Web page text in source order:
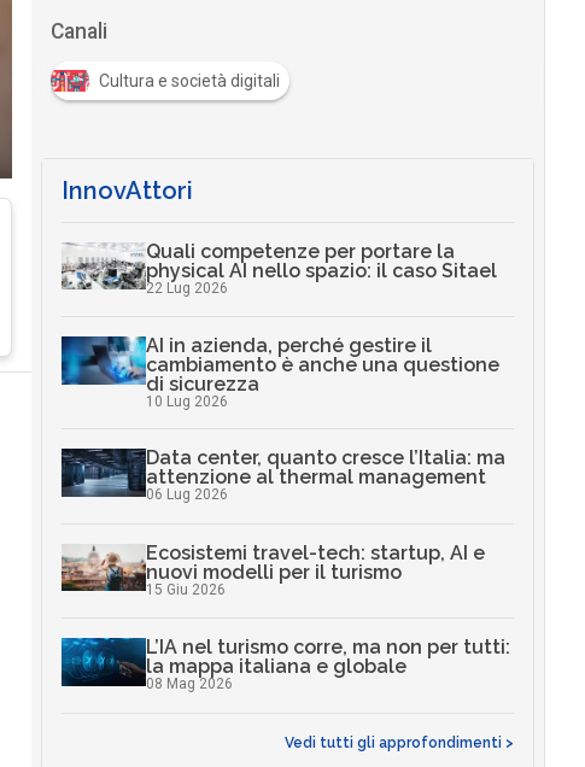
Canali
Cultura e società digitali
InnovAttori
Quali competenze per portare la
physical AI nello spazio: il caso Sitael
22 Lug 2026
AI in azienda, perché gestire il
cambiamento è anche una questione
di sicurezza
10 Lug 2026
Data center, quanto cresce l’Italia: ma
attenzione al thermal management
06 Lug 2026
Ecosistemi travel-tech: startup, AI e
nuovi modelli per il turismo
15 Giu 2026
L’IA nel turismo corre, ma non per tutti:
la mappa italiana e globale
08 Mag 2026
Vedi tutti gli approfondimenti >